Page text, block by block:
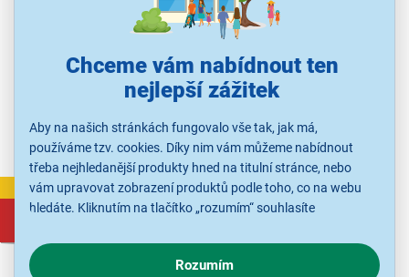
Chceme vám nabídnout ten
nejlepší zážitek
Aby na našich stránkách fungovalo vše tak, jak má,
používáme tzv. cookies. Díky nim vám můžeme nabídnout
třeba nejhledanější produkty hned na titulní stránce, nebo
vám upravovat zobrazení produktů podle toho, co na webu
hledáte. Kliknutím na tlačítko „rozumím“ souhlasíte
chování na webu pro zobrazení cílených reklam. Pokud vás
zajímají detaily, jak u nás s cookies a dalšími údaji pracujeme,
Rozumím
Chytrý odvlhčovač a čistička vzduchu, kapacita až 12 l/den,
místnosti 18–30 m², ovládání aplikací, 4 nastavení výkonu, 3
dětská pojistka
Ihned k odeslání
Skladem více než 5 ks.
Odběr do 15 minut
na 50 prodejnách
VÝPRODEJ
4 039 Kč